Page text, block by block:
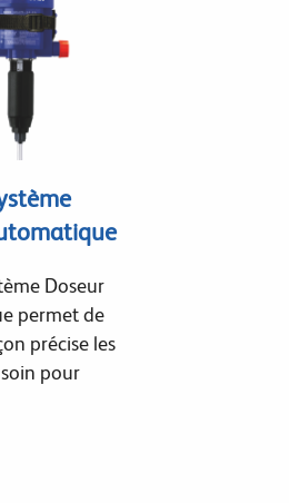
Doseur
permet de
précise les
pour